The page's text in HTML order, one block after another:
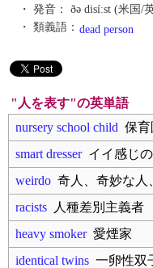
・ 発音：
ðə disíːst (米国/
・ 類義語： dead person
"人を表す"の英単語
nursery school child 保育
smart dresserイイ感じの
weirdo 奇人、奇妙な人
racists 人種差別主義者
heavy smoker愛煙家
identical twins 一卵性双